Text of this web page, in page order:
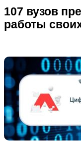
107 вузов
работы